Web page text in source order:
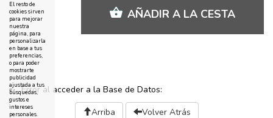
AÑADIR A LA CESTA
Error al acceder a la Base de Datos:
Arriba
Volver Atrás
El resto de
cookies sirven
para mejorar
nuestra
página, para
personalizarla
en base a tus
preferencias,
o para poder
mostrarte
publicidad
ajustada a tus
búsquedas,
gustos e
intereses
personales.